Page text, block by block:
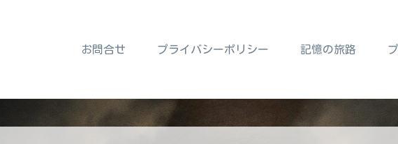
お問合せ プライバシーポリシー 記憶の旅路